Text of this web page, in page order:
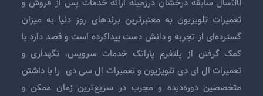
تعمیرات تلویزیون به معتبرترین برندهای روز دنیا به میزان
گسترده‌ای از تجربه و دانش دست پیداکرده است و قصد دارد با
کمک گرفتن از پلتفرم پاراتک خدمات سرویس، نگهداری و
تعمیرات ال ای دی تلویزیون وتعمیرات ال سی دی را با داشتن
متخصصین دوره‌دیده و مجرب در سریع‌ترین زمان ممکن و